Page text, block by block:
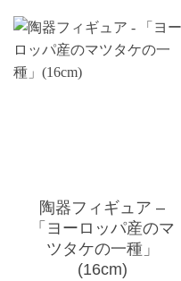
陶器フィギュア –
「ヨーロッパ産のマ
ツタケの一種」
(16cm)